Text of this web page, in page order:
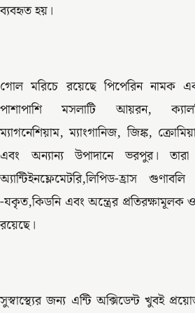
ব্যবহৃত হয়।
গোল মরিচে রয়েছে পিপেরিন নামক
পাশাপাশি মসলাটি আয়রন,
ম্যাগনেশিয়াম, ম্যাংগানিজ, জিঙ্ক,
এবং অন্যান্য উপাদানে ভরপুর। তারা
অ্যান্টিইনফ্লেমেটরি,লিপিড-হ্রাস
-যকৃত,কিডনি এবং অন্ত্রের প্রতিরক্ষামূলক ও
রয়েছে।
সুস্বাস্থ্যের জন্য এন্টি অক্সিডেন্ট খুবই